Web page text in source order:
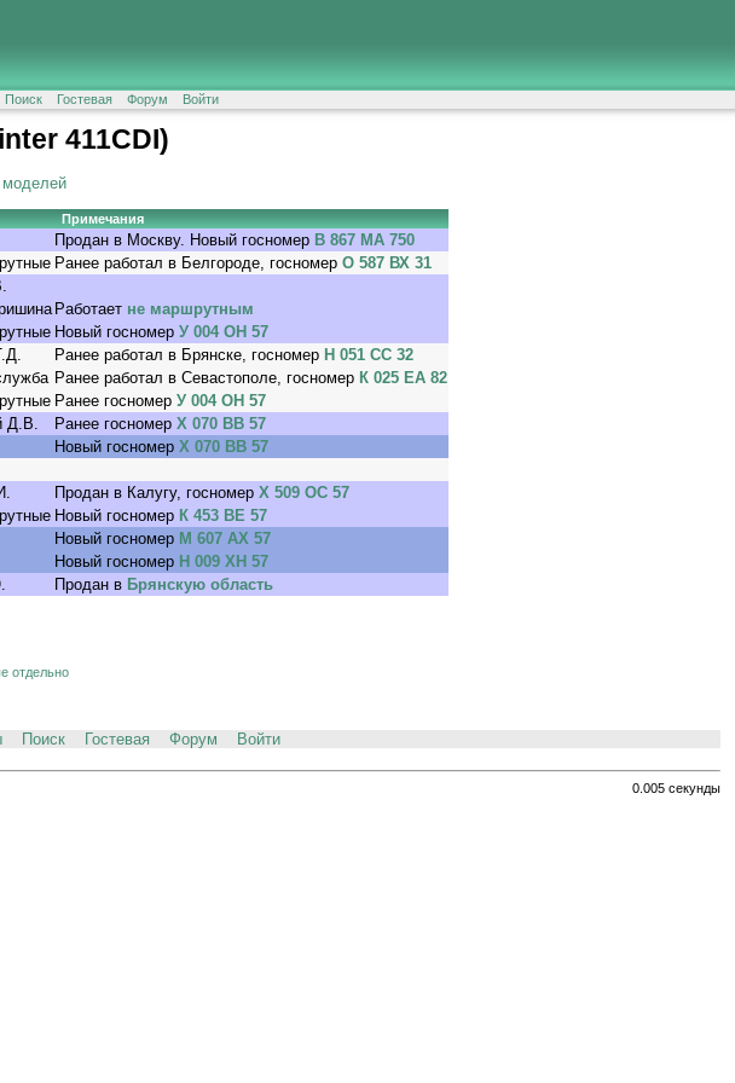
Поиск Гостевая Форум Войти
411CDI)
моделей
Примечания
Продан в Москву. Новый госномер В 867 МА 750
Ранее работал в Белгороде, госномер О 587 ВХ 31
Работает не маршрутным
Новый госномер У 004 ОН 57
Ранее работал в Брянске, госномер Н 051 СС 32
Ранее работал в Севастополе, госномер К 025 ЕА 82
Ранее госномер У 004 ОН 57
Д.В. Ранее госномер Х 070 ВВ 57
Новый госномер Х 070 ВВ 57
Продан в Калугу, госномер Х 509 ОС 57
Новый госномер К 453 ВЕ 57
Новый госномер М 607 АХ 57
Новый госномер Н 009 ХН 57
Продан в Брянскую область
отдельно
Поиск Гостевая Форум Войти
0.005 секунды